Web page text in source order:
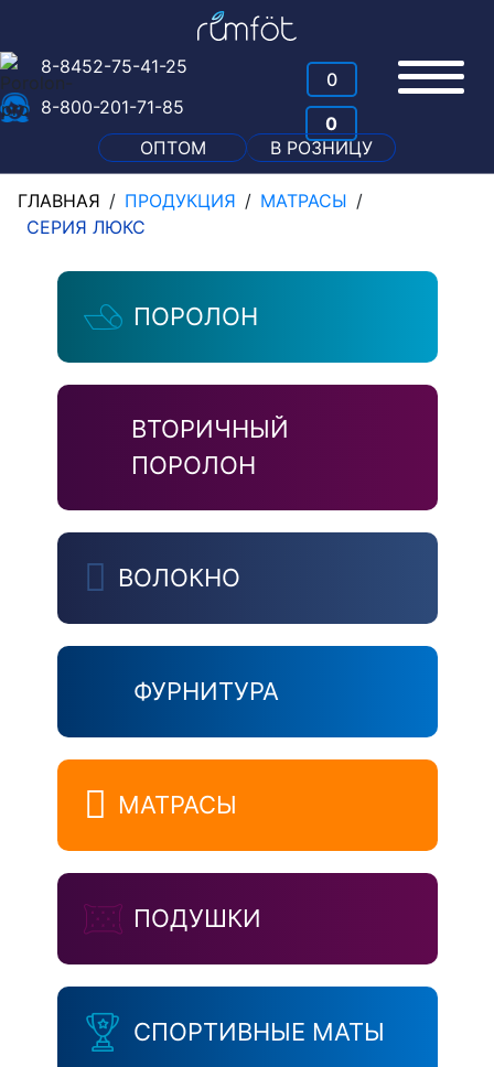
0
0
ОПТОМ
В РОЗНИЦУ
8-800-201-71-85
8-8452-75-41-25
ГЛАВНАЯ / ПРОДУКЦИЯ / МАТРАСЫ /
СЕРИЯ ЛЮКС
ПОРОЛОН
ВТОРИЧНЫЙ
ПОРОЛОН
ВОЛОКНО
ФУРНИТУРА
МАТРАСЫ
ПОДУШКИ
СПОРТИВНЫЕ МАТЫ